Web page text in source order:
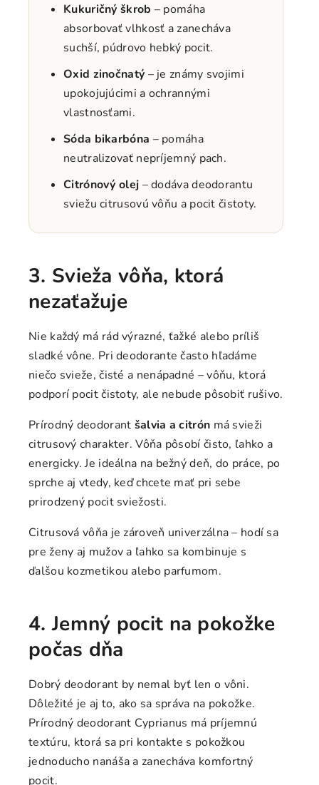
Kukuričný škrob – pomáha
absorbovať vlhkosť a zanecháva
suchší, púdrovo hebký pocit.
Oxid zinočnatý – je známy svojimi
upokojujúcimi a ochrannými
vlastnosťami.
Sóda bikarbóna – pomáha
neutralizovať nepríjemný pach.
Citrónový olej – dodáva deodorantu
sviežu citrusovú vôňu a pocit čistoty.
3. Svieža vôňa, ktorá
nezaťažuje
Nie každý má rád výrazné, ťažké alebo príliš
sladké vône. Pri deodorante často hľadáme
niečo svieže, čisté a nenápadné – vôňu, ktorá
podporí pocit čistoty, ale nebude pôsobiť rušivo.
Prírodný deodorant šalvia a citrón má svieži
citrusový charakter. Vôňa pôsobí čisto, ľahko a
energicky. Je ideálna na bežný deň, do práce, po
sprche aj vtedy, keď chcete mať pri sebe
prirodzený pocit sviežosti.
Citrusová vôňa je zároveň univerzálna – hodí sa
pre ženy aj mužov a ľahko sa kombinuje s
ďalšou kozmetikou alebo parfumom.
4. Jemný pocit na pokožke
počas dňa
Dobrý deodorant by nemal byť len o vôni.
Dôležité je aj to, ako sa správa na pokožke.
Prírodný deodorant Cyprianus má príjemnú
textúru, ktorá sa pri kontakte s pokožkou
jednoducho nanáša a zanecháva komfortný
pocit.